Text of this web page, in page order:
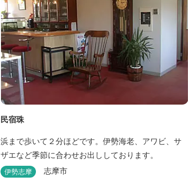
富なアクティビ...
民宿珠
浜まで歩いて２分ほどです。伊勢海老、アワビ、サ
ザエなど季節に合わせお出ししております。
伊勢志摩 志摩市